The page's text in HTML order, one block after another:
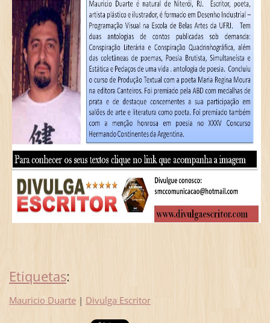
Etiquetas:
Mauricio Duarte | Divulga Escritor